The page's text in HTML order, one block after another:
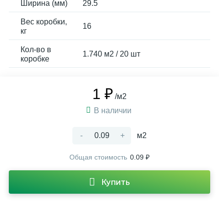
Ширина (мм) 29.5
Вес коробки,
кг
16
Кол-во в
коробке
1.740 м2 / 20 шт
1 ₽ /м2
В наличии
- + м2
Общая стоимость 0.09 ₽
Купить